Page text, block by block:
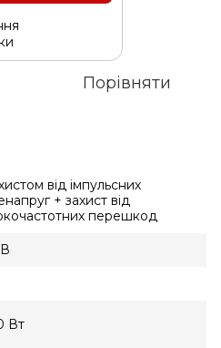
Порівняти
від імпульсних
+ захист від
перешкод
Вт